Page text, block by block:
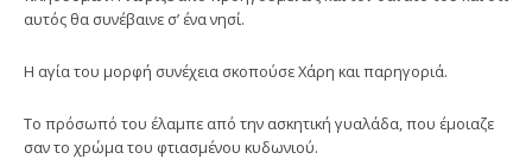
αυτός θα συνέβαινε σ’ ένα νησί.
Η αγία του μορφή συνέχεια σκοπούσε Χάρη και παρηγοριά.
Το πρόσωπό του έλαμπε από την ασκητική γυαλάδα, που έμοιαζε
σαν το χρώμα του φτιασμένου κυδωνιού.